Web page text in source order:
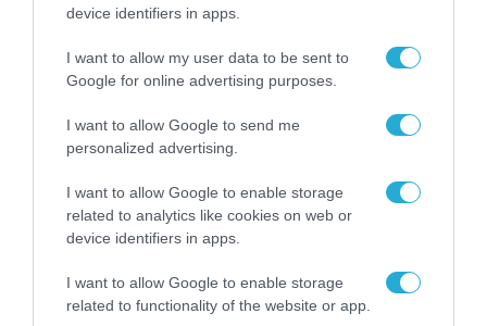
device identifiers in apps.
I want to allow my user data to be sent to
Google for online advertising purposes.
I want to allow Google to send me
personalized advertising.
I want to allow Google to enable storage
related to analytics like cookies on web or
device identifiers in apps.
I want to allow Google to enable storage
related to functionality of the website or app.
ΡΟΗ ΕΙΔΗΣΕΩΝ
Το χρηματοδοτούμενο
από την ΕΕ έργο “The
Gaming Police”
ενισχύει την ασφάλεια
των παιδιών στο
διαδίκτυο
31.07.2026